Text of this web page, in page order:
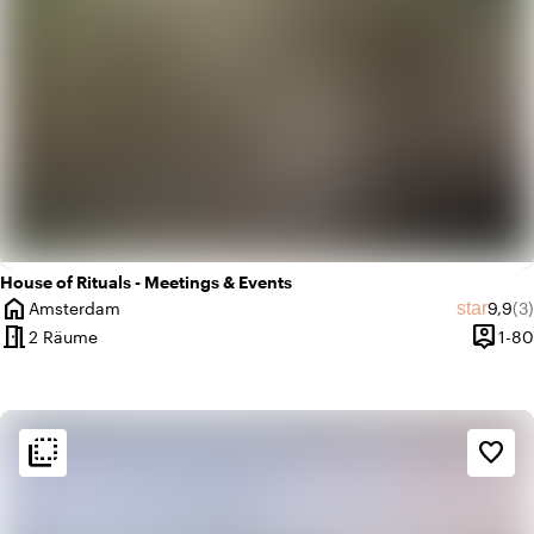
House of Rituals - Meetings & Events
home
Ort
Amsterdam star9,9(3)
meeting_room2 Räume person_pin1-80
flip_to_back favorite_border
flip_to_back Ambiente und Ästhetik
history
Retro